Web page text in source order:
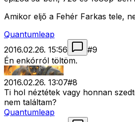
Amikor eljő a Fehér Farkas tele,
Quantumleap
2016.02.26. 15:56
#9
Én enkórról töltöm.
2016.02.26. 13:07#8
Ti hol néztétek vagy honnan
nem találtam?
Quantumleap